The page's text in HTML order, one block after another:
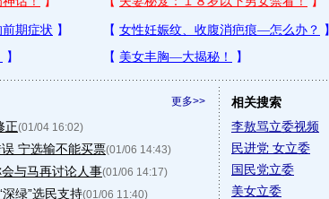
更多>>
正(01/04 16:02)
宁选输不能买票(01/06 14:43)
与马再讨论人事(01/06 14:17)
绿”选民支持(01/06 11:40)
相关搜索
李敖骂立委视频
民进党 女立委
国民党立委
美女立委